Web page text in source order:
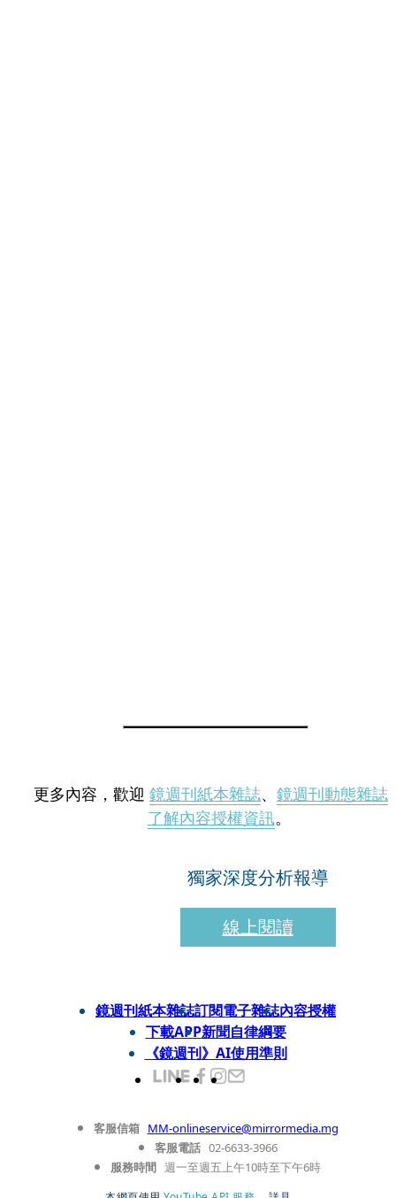
更多內容，歡迎 鏡週刊紙本雜誌、 鏡週刊動態雜誌
了解內容授權資訊。
獨家深度分析報導
線上閱讀
鏡週刊紙本雜誌訂閱電子雜誌內容授權
下載APP新聞自律綱要
《鏡週刊》AI使用準則
客服信箱 MM-onlineservice@mirrormedia.mg
客服電話 02-6633-3966
服務時間 週一至週五上午10時至下午6時